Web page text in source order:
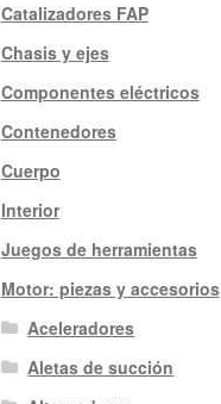
Catalizadores FAP
Chasis y ejes
Componentes eléctricos
Contenedores
Cuerpo
Interior
Juegos de herramientas
Motor: piezas y accesorios
Aceleradores
Aletas de succión